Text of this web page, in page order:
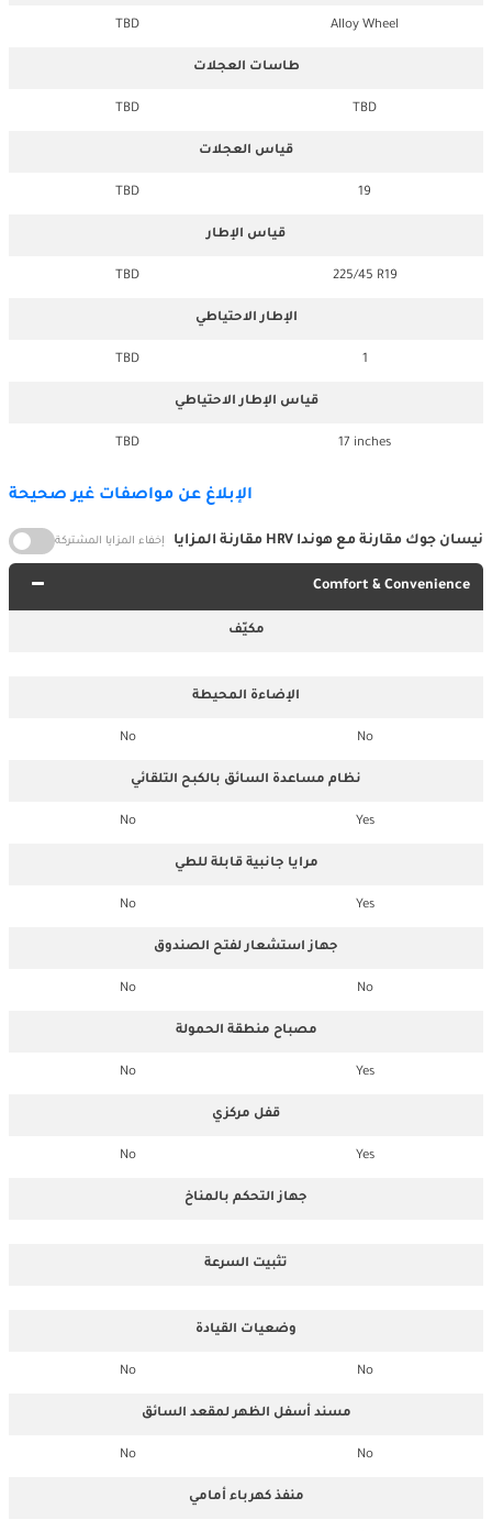
Alloy Wheel
TBD
طاسات العجلات
TBD
TBD
قياس العجلات
19
TBD
قياس الإطار
225/45 R19
TBD
الإطار الاحتياطي
1
TBD
قياس الإطار الاحتياطي
17 inches
TBD
الإبلاغ عن مواصفات غير صحيحة
نيسان جوك مقارنة مع هوندا HRV مقارنة المزايا إخفاء المزايا المشتركة
Comfort & Convenience
مكيّف
الإضاءة المحيطة
No
No
نظام مساعدة السائق بالكبح التلقائي
Yes
No
مرايا جانبية قابلة للطي
Yes
No
جهاز استشعار لفتح الصندوق
No
No
مصباح منطقة الحمولة
Yes
No
قفل مركزي
Yes
No
جهاز التحكم بالمناخ
تثبيت السرعة
وضعيات القيادة
No
No
مسند أسفل الظهر لمقعد السائق
No
No
منفذ كهرباء أمامي